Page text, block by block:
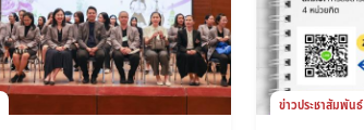
ข่าวประชาสัมพันธ์